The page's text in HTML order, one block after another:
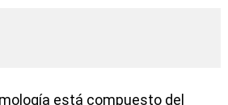
está compuesto del